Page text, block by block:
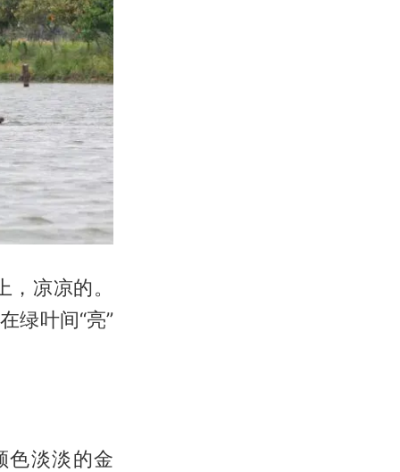
凉凉的。
绿叶间“亮”
色淡淡的金